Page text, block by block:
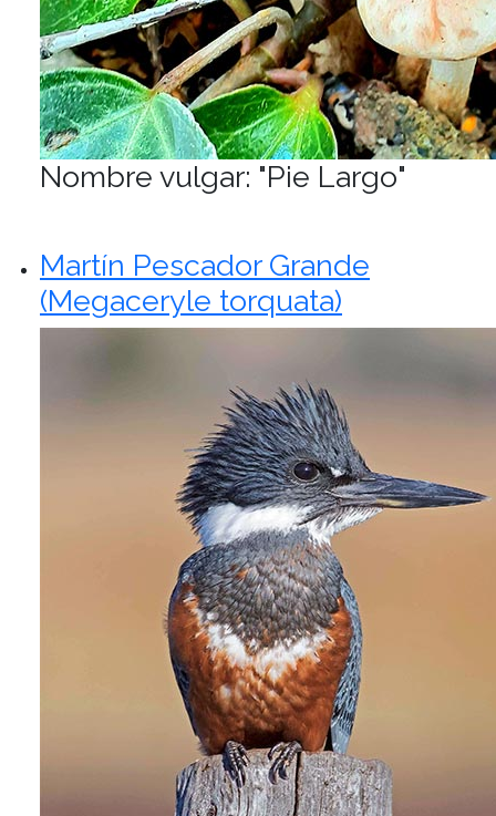
Nombre vulgar: "Pie Largo"
Martín Pescador Grande
(Megaceryle torquata)